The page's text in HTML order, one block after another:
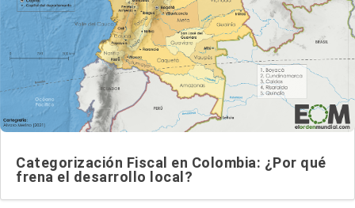
Categorización Fiscal en Colombia: ¿Por qué
frena el desarrollo local?